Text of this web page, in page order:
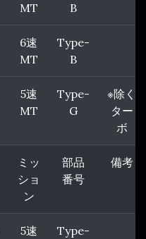
MT B
6速
MT
Type-
B
5速
MT
Type-
G
※除く
ター
ボ
ミッ
ショ
ン
部品
番号
備考
5速
Type-